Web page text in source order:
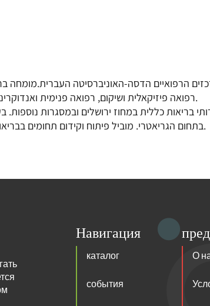
הרפואיים הדסה-האוניברסיטה העברית.מומחה
רפואה פיזיקאלית ושיקום, רפואה פנימית ואנדוקרינולוגיה ומטבוליזם.
בריאות כללית במחוז ירושלים ובמסגרות נוספות.
בתחום הגריאטרי. מוביל פיתוח וקידום תחומים בבריאות ורווחת הזקנים.
Навигация
каталог
события
О